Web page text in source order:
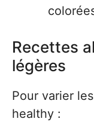
Recettes
légères
Pour varier
healthy :